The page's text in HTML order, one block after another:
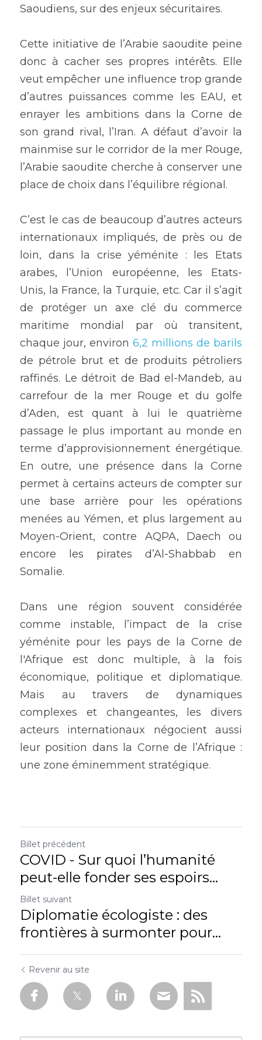
Saoudiens, sur des enjeux sécuritaires.
Cette initiative de l’Arabie saoudite peine
donc à cacher ses propres intérêts. Elle
veut empêcher une influence trop grande
d’autres puissances comme les EAU, et
enrayer les ambitions dans la Corne de
son grand rival, l’Iran. A défaut d’avoir la
mainmise sur le corridor de la mer Rouge,
l’Arabie saoudite cherche à conserver une
place de choix dans l’équilibre régional.
C’est le cas de beaucoup d’autres acteurs
internationaux impliqués, de près ou de
loin, dans la crise yéménite : les Etats
arabes, l’Union européenne, les Etats-
Unis, la France, la Turquie, etc. Car il s’agit
de protéger un axe clé du commerce
maritime mondial par où transitent,
chaque jour, environ 6,2 millions de barils
de pétrole brut et de produits pétroliers
raffinés. Le détroit de Bad el-Mandeb, au
carrefour de la mer Rouge et du golfe
d’Aden, est quant à lui le quatrième
passage le plus important au monde en
terme d’approvisionnement énergétique.
En outre, une présence dans la Corne
permet à certains acteurs de compter sur
une base arrière pour les opérations
menées au Yémen, et plus largement au
Moyen-Orient, contre AQPA, Daech ou
encore les pirates d’Al-Shabbab en
Somalie.
Dans une région souvent considérée
comme instable, l’impact de la crise
yéménite pour les pays de la Corne de
l'Afrique est donc multiple, à la fois
économique, politique et diplomatique.
Mais au travers de dynamiques
complexes et changeantes, les divers
acteurs internationaux négocient aussi
leur position dans la Corne de l’Afrique :
une zone éminemment stratégique.
Billet précédent
COVID - Sur quoi l’humanité
peut-elle fonder ses espoirs...
Billet suivant
Diplomatie écologiste : des
frontières à surmonter pour...
Revenir au site